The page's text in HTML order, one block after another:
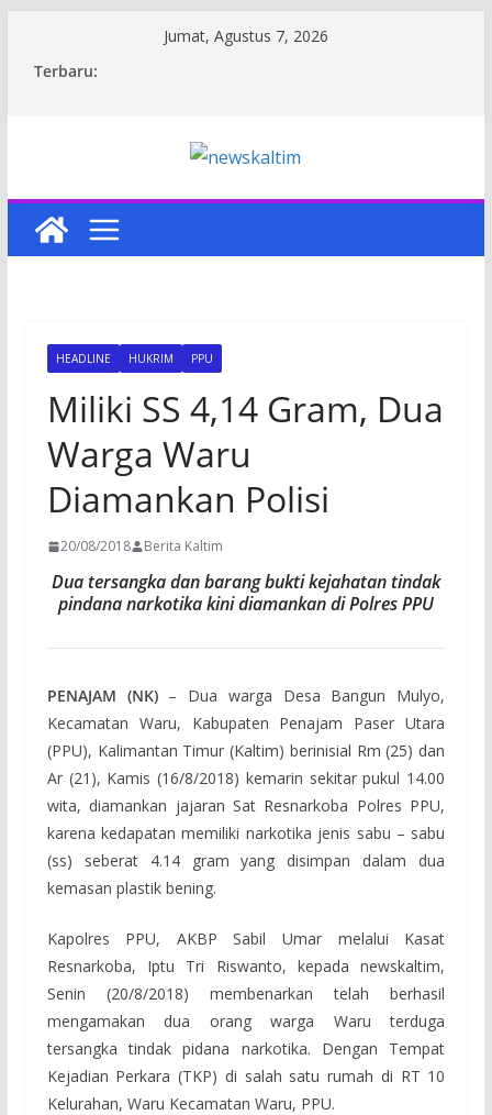
Jumat, Agustus 7, 2026
Terbaru:
HEADLINE HUKRIM PPU
Miliki SS 4,14 Gram, Dua
Warga Waru
Diamankan Polisi
20/08/2018 Berita Kaltim
Dua tersangka dan barang bukti kejahatan tindak
pindana narkotika kini diamankan di Polres PPU
PENAJAM (NK)– Dua warga Desa Bangun Mulyo,
Kecamatan Waru, Kabupaten Penajam Paser Utara
(PPU), Kalimantan Timur (Kaltim) berinisial Rm (25) dan
Ar (21), Kamis (16/8/2018) kemarin sekitar pukul 14.00
wita, diamankan jajaran Sat Resnarkoba Polres PPU,
karena kedapatan memiliki narkotika jenis sabu – sabu
(ss) seberat 4.14 gram yang disimpan dalam dua
kemasan plastik bening.
Kapolres PPU, AKBP Sabil Umar melalui Kasat
Resnarkoba, Iptu Tri Riswanto, kepada newskaltim,
Senin (20/8/2018) membenarkan telah berhasil
mengamakan dua orang warga Waru terduga
tersangka tindak pidana narkotika. Dengan Tempat
Kejadian Perkara (TKP) di salah satu rumah di RT 10
Kelurahan, Waru Kecamatan Waru, PPU.